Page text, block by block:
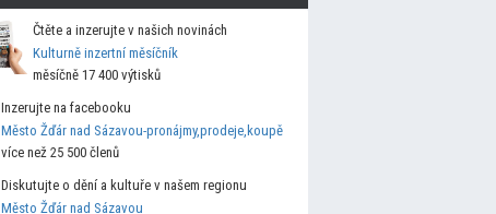
Čtěte a inzerujte v našich novinách
Kulturně inzertní měsíčník
měsíčně 17 400 výtisků
Inzerujte na facebooku
Město Žďár nad Sázavou-pronájmy,prodeje,koupě
více než 25 500 členů
Diskutujte o dění a kultuře v našem regionu
Město Žďár nad Sázavou